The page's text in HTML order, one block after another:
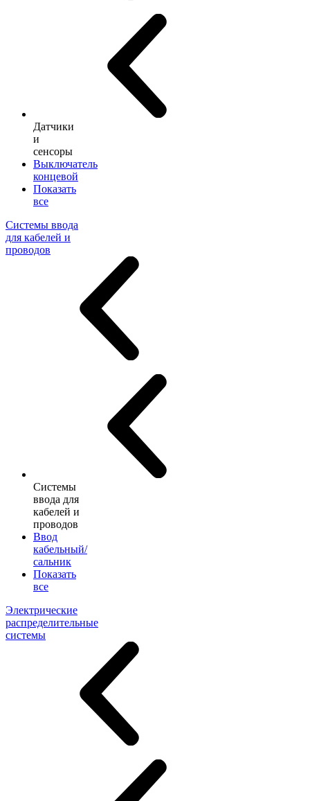
Датчики
и
сенсоры
Выключатель
концевой
Показать
все
Системы ввода
для кабелей и
проводов
Системы
ввода для
кабелей и
проводов
Ввод
кабельный/
сальник
Показать
все
Электрические
распределительные
системы